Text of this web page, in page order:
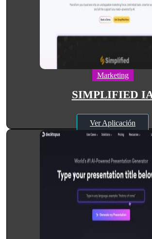
Marketing
SIMPLIFIED
Ver Aplicación